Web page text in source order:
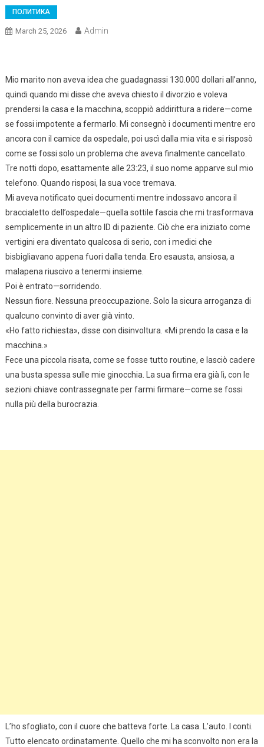
ПОЛИТИКА
March 25, 2026 Admin
Mio marito non aveva idea che guadagnassi 130.000 dollari all’anno,
quindi quando mi disse che aveva chiesto il divorzio e voleva
prendersi la casa e la macchina, scoppiò addirittura a ridere—come
se fossi impotente a fermarlo. Mi consegnò i documenti mentre ero
ancora con il camice da ospedale, poi uscì dalla mia vita e si risposò
come se fossi solo un problema che aveva finalmente cancellato.
Tre notti dopo, esattamente alle 23:23, il suo nome apparve sul mio
telefono. Quando risposi, la sua voce tremava.
Mi aveva notificato quei documenti mentre indossavo ancora il
braccialetto dell’ospedale—quella sottile fascia che mi trasformava
semplicemente in un altro ID di paziente. Ciò che era iniziato come
vertigini era diventato qualcosa di serio, con i medici che
bisbigliavano appena fuori dalla tenda. Ero esausta, ansiosa, a
malapena riuscivo a tenermi insieme.
Poi è entrato—sorridendo.
Nessun fiore. Nessuna preoccupazione. Solo la sicura arroganza di
qualcuno convinto di aver già vinto.
«Ho fatto richiesta», disse con disinvoltura. «Mi prendo la casa e la
macchina.»
Fece una piccola risata, come se fosse tutto routine, e lasciò cadere
una busta spessa sulle mie ginocchia. La sua firma era già lì, con le
sezioni chiave contrassegnate per farmi firmare—come se fossi
nulla più della burocrazia.
L’ho sfogliato, con il cuore che batteva forte. La casa. L’auto. I conti.
Tutto elencato ordinatamente. Quello che mi ha sconvolto non era la